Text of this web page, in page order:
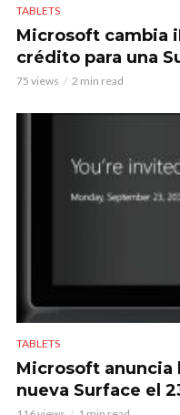
TABLETS
Microsoft cambia
crédito para una
75 views 2 min read
TABLETS
Microsoft anuncia
nueva Surface el